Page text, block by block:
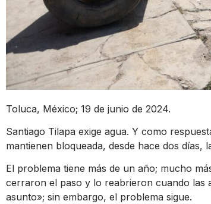
Toluca, México; 19 de junio de 2024.
Santiago Tilapa exige agua. Y como
mantienen bloqueada, desde hace dos días,
El problema tiene más de un año; mucho
cerraron el paso y lo reabrieron cuando las
asunto»; sin embargo, el problema sigue.